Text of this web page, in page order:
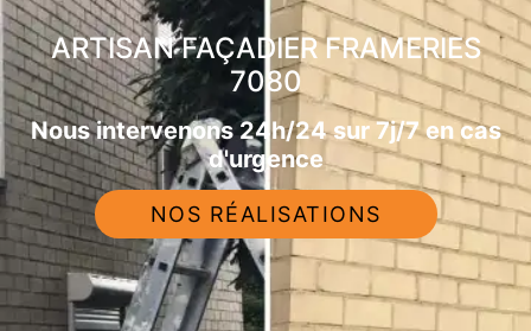
ARTISAN FAÇADIER FRAMERIES
7080
Nous intervenons 24h/24 sur 7j/7 en cas
d'urgence
NOS RÉALISATIONS